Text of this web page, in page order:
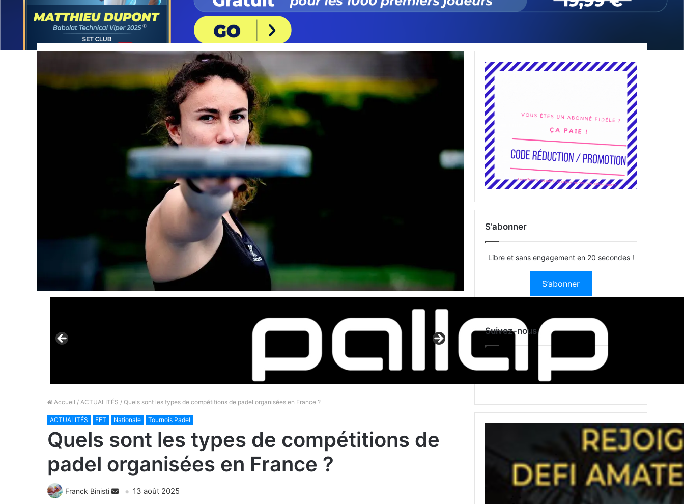
Accueil / ACTUALITÉS / Quels sont les types de compétitions de padel organisées en France ?
ACTUALITÉS FFT Nationale Tournois Padel
Quels sont les types de compétitions de
padel organisées en France ?
Franck Binisti 13 août 2025
S’abonner
Libre et sans engagement en 20 secondes !
S’abonner
Suivez-nous